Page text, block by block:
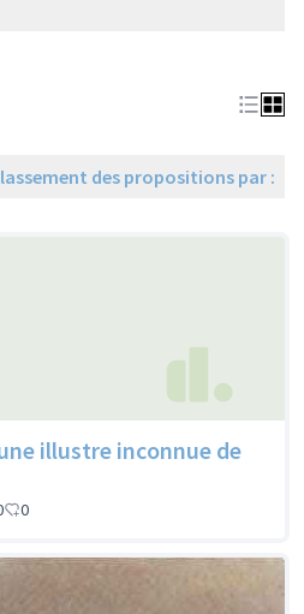
des propositions par :
illustre inconnue de
0